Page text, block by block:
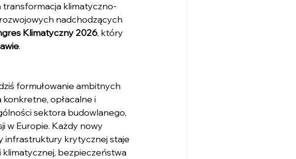
transformacja klimatyczno-
nadchodzących
Klimatyczny 2026, który
.
formułowanie ambitnych
opłacalne i
sektora budowlanego,
w Europie. Każdy nowy
infrastruktury krytycznej staje
bezpieczeństwa